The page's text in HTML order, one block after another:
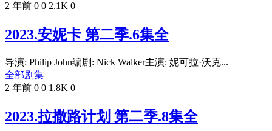
2 年前 0 0 2.1K 0
2023.安妮卡 第二季.6集全
导演: Philip John编剧: Nick Walker主演: 妮可拉·沃克...
全部剧集
2 年前 0 0 1.8K 0
2023.拉撒路计划 第二季.8集全